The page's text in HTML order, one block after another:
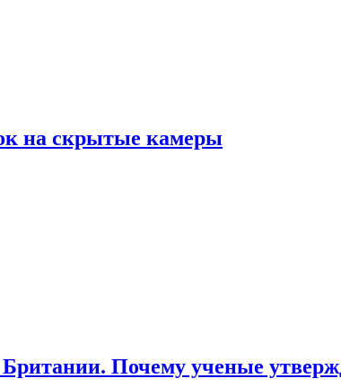
на скрытые камеры
Почему ученые